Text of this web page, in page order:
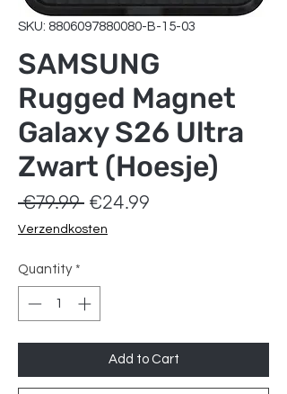
SKU: 8806097880080-B-15-03
SAMSUNG
Rugged Magnet
Galaxy S26 Ultra
Zwart (Hoesje)
€79.99 Regular
Price
€24.99
Verzendkosten
Quantity *
Add to Cart